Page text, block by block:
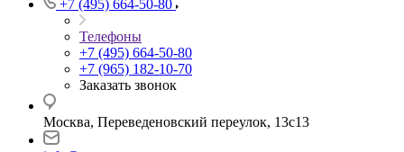
+7 (495) 664-50-80
Телефоны
+7 (495) 664-50-80
+7 (965) 182-10-70
Заказать звонок
Москва, Переведеновский переулок, 13с13